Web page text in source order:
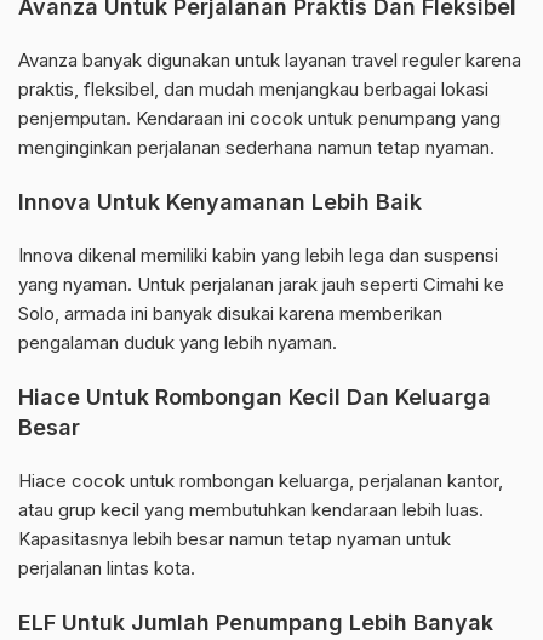
Avanza Untuk Perjalanan Praktis Dan Fleksibel
Avanza banyak digunakan untuk layanan travel reguler karena
praktis, fleksibel, dan mudah menjangkau berbagai lokasi
penjemputan. Kendaraan ini cocok untuk penumpang yang
menginginkan perjalanan sederhana namun tetap nyaman.
Innova Untuk Kenyamanan Lebih Baik
Innova dikenal memiliki kabin yang lebih lega dan suspensi
yang nyaman. Untuk perjalanan jarak jauh seperti Cimahi ke
Solo, armada ini banyak disukai karena memberikan
pengalaman duduk yang lebih nyaman.
Hiace Untuk Rombongan Kecil Dan Keluarga
Besar
Hiace cocok untuk rombongan keluarga, perjalanan kantor,
atau grup kecil yang membutuhkan kendaraan lebih luas.
Kapasitasnya lebih besar namun tetap nyaman untuk
perjalanan lintas kota.
ELF Untuk Jumlah Penumpang Lebih Banyak